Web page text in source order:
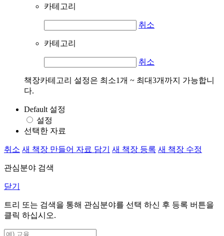
카테고리
취소
카테고리
취소
책장카테고리 설정은 최소1개 ~ 최대3개까지 가능합니
다.
Default 설정
설정
선택한 자료
취소 새 책장 만들어 자료 담기 새 책장 등록 새 책장 수정
관심분야 검색
닫기
트리 또는 검색을 통해 관심분야를 선택 하신 후 등록 버튼을
클릭 하십시오.